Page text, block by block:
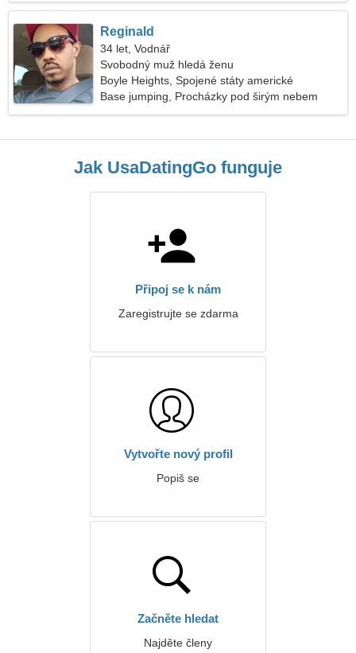
Reginald
34 let, Vodnář
Svobodný muž hledá ženu
Boyle Heights, Spojené státy americké
Base jumping, Procházky pod širým nebem
Jak UsaDatingGo funguje
Připoj se k nám
Zaregistrujte se zdarma
Vytvořte nový profil
Popiš se
Začněte hledat
Najděte členy